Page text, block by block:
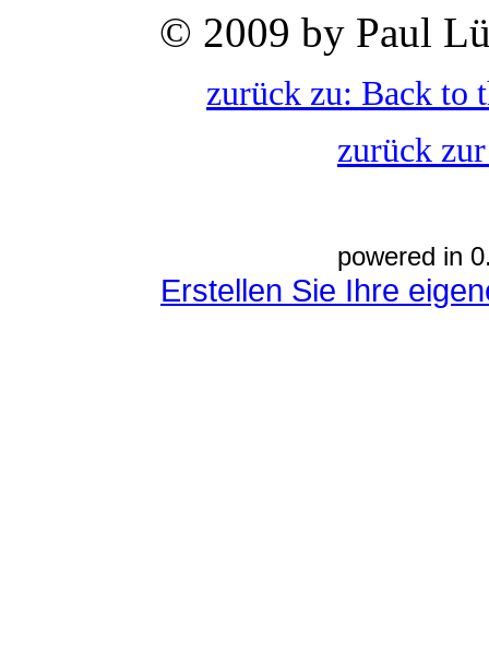
© 2009 by Paul
zurück zu: Back to
zurück
powered in
Erstellen Sie Ihre